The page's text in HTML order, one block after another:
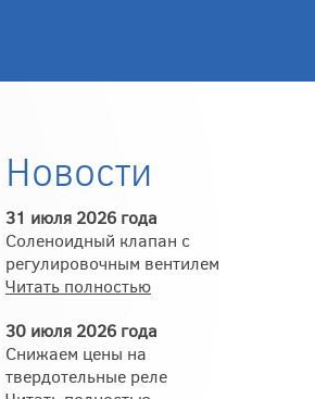
Новости
31 июля 2026 года
Соленоидный клапан с
регулировочным вентилем
Читать полностью
30 июля 2026 года
Снижаем цены на
твердотельные реле